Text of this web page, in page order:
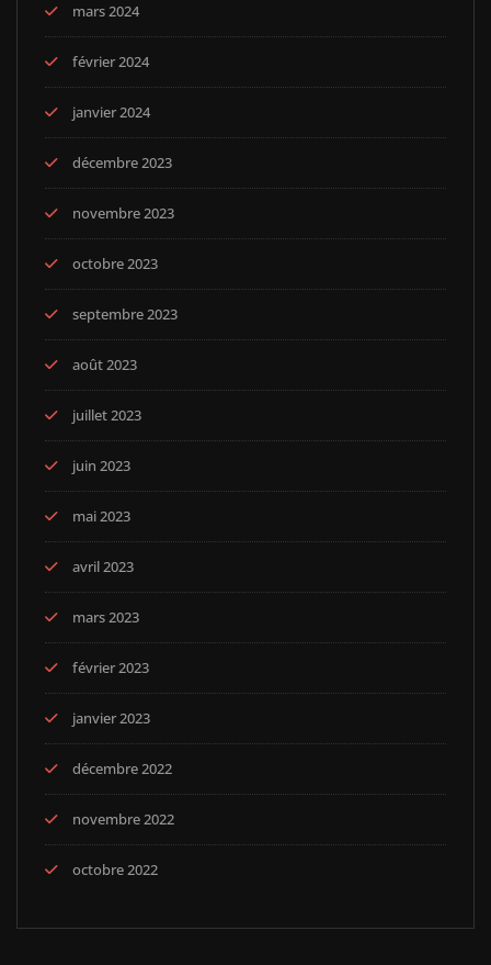
mars 2024
février 2024
janvier 2024
décembre 2023
novembre 2023
octobre 2023
septembre 2023
août 2023
juillet 2023
juin 2023
mai 2023
avril 2023
mars 2023
février 2023
janvier 2023
décembre 2022
novembre 2022
octobre 2022